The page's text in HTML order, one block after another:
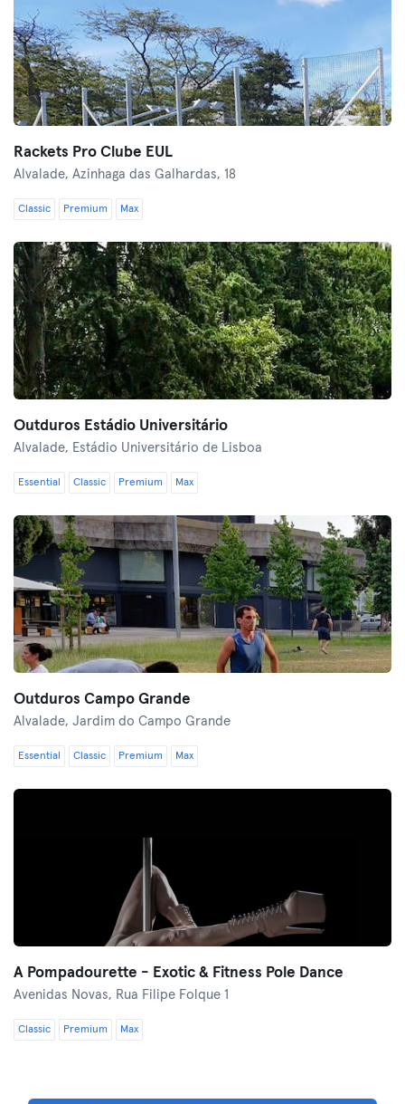
Rackets Pro Clube EUL
Alvalade, Azinhaga das Galhardas, 18
Classic Premium Max
Outduros Estádio Universitário
Alvalade, Estádio Universitário de Lisboa
Essential Classic Premium Max
Outduros Campo Grande
Alvalade, Jardim do Campo Grande
Essential Classic Premium Max
A Pompadourette - Exotic & Fitness Pole Dance
Avenidas Novas, Rua Filipe Folque 1
Classic Premium Max